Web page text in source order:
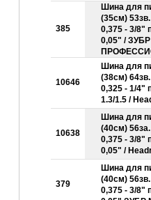
385
Шина для
(35см)
0,375 - 3/8"
0,05" / ЗУБР
10646
Шина для
(38см)
0,325 - 1/4"
1.3/1.5 /
10638
Шина для
(40см)
0,375 - 3/8"
0,05" /
379
Шина для
(40см)
0,375 - 3/8"